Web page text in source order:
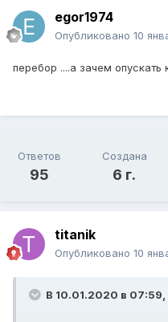
egor1974
Опубликовано 10
перебор ....а зачем опускать
Ответов
95
Создана
6 г.
titanik
Опубликовано 10
В 10.01.2020 в 07:59,